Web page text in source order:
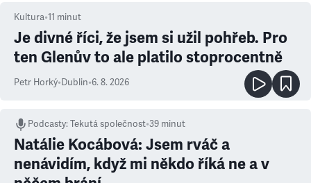
Kultura•11 minut
Je divné říci, že jsem si užil pohřeb. Pro
ten Glenův to ale platilo stoprocentně
Petr Horký•Dublin•6. 8. 2026
Podcasty:Tekutá společnost•39 minut
Natálie Kocábová: Jsem rváč a
nenávidím, když mi někdo říká ne a v